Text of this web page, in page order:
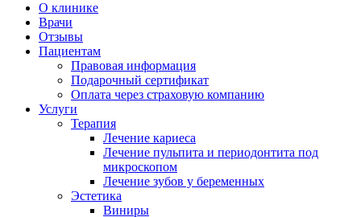
О клинике
Врачи
Отзывы
Пациентам
Правовая информация
Подарочный сертификат
Оплата через страховую компанию
Услуги
Терапия
Лечение кариеса
Лечение пульпита и периодонтита под
микроскопом
Лечение зубов у беременных
Эстетика
Виниры